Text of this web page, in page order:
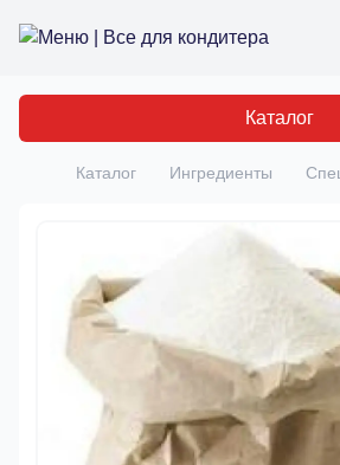
Все для кондитера
Каталог
Главная
Каталог Ингредиенты